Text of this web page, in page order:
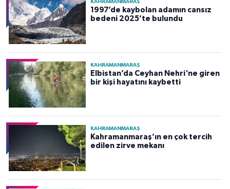
KAHRAMANMARAŞ
1997’de kaybolan adamın cansız
bedeni 2025’te bulundu
KAHRAMANMARAŞ
Elbistan’da Ceyhan Nehri'ne giren
bir kişi hayatını kaybetti
KAHRAMANMARAŞ
Kahramanmaraş’ın en çok tercih
edilen zirve mekanı